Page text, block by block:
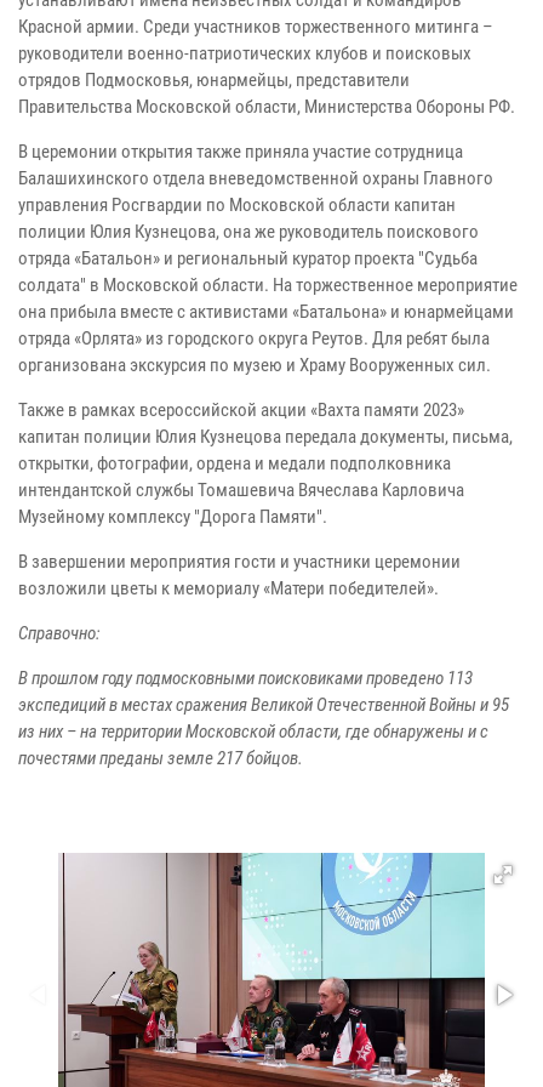
Красной армии. Среди участников торжественного митинга –
руководители военно-патриотических клубов и поисковых
отрядов Подмосковья, юнармейцы, представители
Правительства Московской области, Министерства Обороны РФ.
В церемонии открытия также приняла участие сотрудница
Балашихинского отдела вневедомственной охраны Главного
управления Росгвардии по Московской области капитан
полиции Юлия Кузнецова, она же руководитель поискового
отряда «Батальон» и региональный куратор проекта "Судьба
солдата" в Московской области. На торжественное мероприятие
она прибыла вместе с активистами «Батальона» и юнармейцами
отряда «Орлята» из городского округа Реутов. Для ребят была
организована экскурсия по музею и Храму Вооруженных сил.
Также в рамках всероссийской акции «Вахта памяти 2023»
капитан полиции Юлия Кузнецова передала документы, письма,
открытки, фотографии, ордена и медали подполковника
интендантской службы Томашевича Вячеслава Карловича
Музейному комплексу "Дорога Памяти".
В завершении мероприятия гости и участники церемонии
возложили цветы к мемориалу «Матери победителей».
Справочно:
В прошлом году подмосковными поисковиками проведено 113
экспедиций в местах сражения Великой Отечественной Войны и 95
из них – на территории Московской области, где обнаружены и с
почестями преданы земле 217 бойцов.